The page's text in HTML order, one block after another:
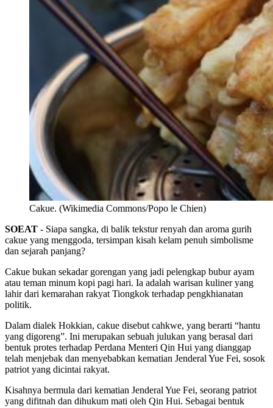
Cakue. (Wikimedia Commons/Popo le Chien)
SOEAT - Siapa sangka, di balik tekstur renyah dan aroma gurih
cakue yang menggoda, tersimpan kisah kelam penuh simbolisme
dan sejarah panjang?
Cakue bukan sekadar gorengan yang jadi pelengkap bubur ayam
atau teman minum kopi pagi hari. Ia adalah warisan kuliner yang
lahir dari kemarahan rakyat Tiongkok terhadap pengkhianatan
politik.
Dalam dialek Hokkian, cakue disebut cahkwe, yang berarti “hantu
yang digoreng”. Ini merupakan sebuah julukan yang berasal dari
bentuk protes terhadap Perdana Menteri Qin Hui yang dianggap
telah menjebak dan menyebabkan kematian Jenderal Yue Fei, sosok
patriot yang dicintai rakyat.
Kisahnya bermula dari kematian Jenderal Yue Fei, seorang patriot
yang difitnah dan dihukum mati oleh Qin Hui. Sebagai bentuk